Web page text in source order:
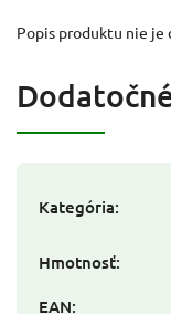
Popis produktu nie je
Kategória:
Hmotnosť:
EAN: